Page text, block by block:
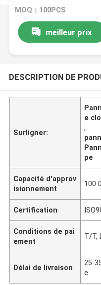
MOQ：100PCS
meilleur prix
DESCRIPTION DE
Surligner:
e
,
pe
Capacité d'approv
isionnement
100
Certification
Conditions de pai
ement
T/T,
Délai de livraison
25-
e